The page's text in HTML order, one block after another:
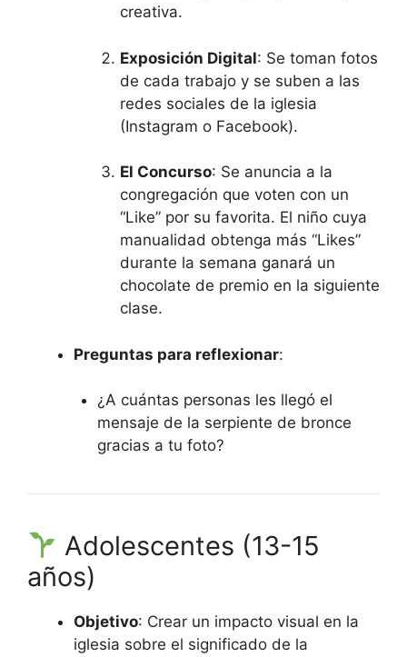
creativa.
Exposición Digital: Se toman fotos
de cada trabajo y se suben a las
redes sociales de la iglesia
(Instagram o Facebook).
El Concurso: Se anuncia a la
congregación que voten con un
“Like” por su favorita. El niño cuya
manualidad obtenga más “Likes”
durante la semana ganará un
chocolate de premio en la siguiente
clase.
Preguntas para reflexionar:
¿A cuántas personas les llegó el
mensaje de la serpiente de bronce
gracias a tu foto?
Adolescentes (13-15
años)
Objetivo: Crear un impacto visual en la
iglesia sobre el significado de la